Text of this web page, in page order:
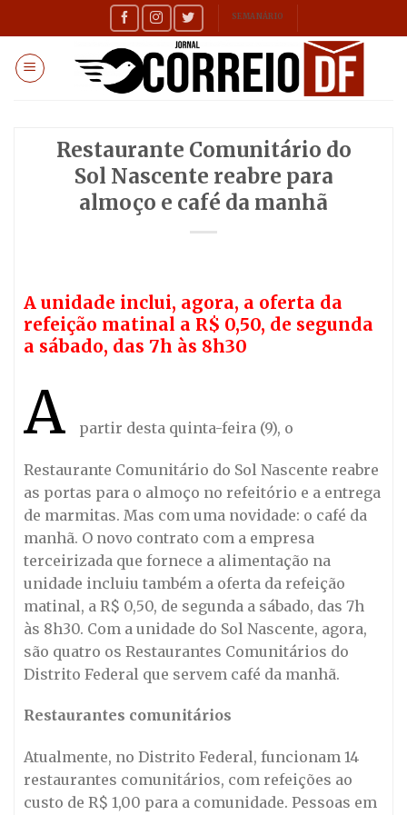
to
content
SEMANÁRIO
Restaurante Comunitário do
Sol Nascente reabre para
almoço e café da manhã
A unidade inclui, agora, a oferta da
refeição matinal a R$ 0,50, de segunda
a sábado, das 7h às 8h30
A partir desta quinta-feira (9), o
Restaurante Comunitário do Sol Nascente reabre
as portas para o almoço no refeitório e a entrega
de marmitas. Mas com uma novidade: o café da
manhã. O novo contrato com a empresa
terceirizada que fornece a alimentação na
unidade incluiu também a oferta da refeição
matinal, a R$ 0,50, de segunda a sábado, das 7h
às 8h30. Com a unidade do Sol Nascente, agora,
são quatro os Restaurantes Comunitários do
Distrito Federal que servem café da manhã.
Restaurantes comunitários
Atualmente, no Distrito Federal, funcionam 14
restaurantes comunitários, com refeições ao
custo de R$ 1,00 para a comunidade. Pessoas em